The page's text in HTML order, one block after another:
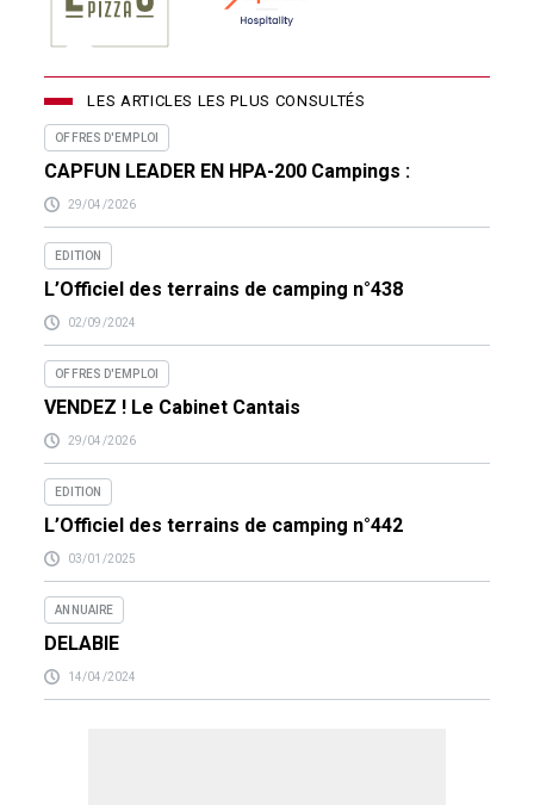
LES ARTICLES LES PLUS CONSULTÉS
OFFRES D'EMPLOI
CAPFUN LEADER EN HPA-200 Campings :
29/04/2026
EDITION
L’Officiel des terrains de camping n°438
02/09/2024
OFFRES D'EMPLOI
VENDEZ ! Le Cabinet Cantais
29/04/2026
EDITION
L’Officiel des terrains de camping n°442
03/01/2025
ANNUAIRE
DELABIE
14/04/2024